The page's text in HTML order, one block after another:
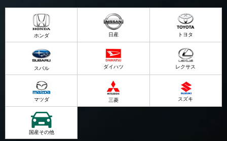
ホンダ 日産 トヨタ
スバル ダイハツ レクサス
マツダ 三菱 スズキ
国産その他